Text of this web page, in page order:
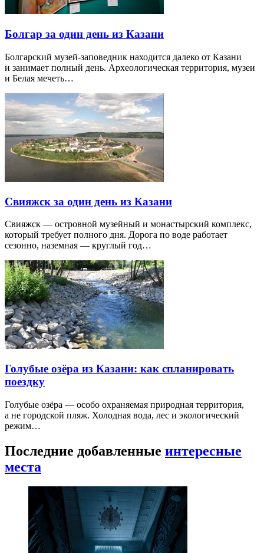
Болгар за один день из Казани
Болгарский музей-заповедник находится далеко от Казани
и занимает полный день. Археологическая территория, музеи
и Белая мечеть…
Свияжск за один день из Казани
Свияжск — островной музейный и монастырский комплекс,
который требует полного дня. Дорога по воде работает
сезонно, наземная — круглый год…
Голубые озёра из Казани: как спланировать
поездку
Голубые озёра — особо охраняемая природная территория,
а не городской пляж. Холодная вода, лес и экологический
режим…
Последние добавленные интересные
места